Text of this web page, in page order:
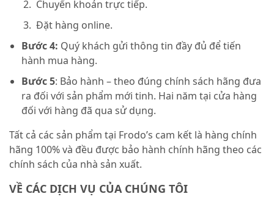
Chuyển khoản trực tiếp.
Đặt hàng online.
Bước 4: Quý khách gửi thông tin đầy đủ để tiến
hành mua hàng.
Bước 5: Bảo hành – theo đúng chính sách hãng đưa
ra đối với sản phẩm mới tinh. Hai năm tại cửa hàng
đối với hàng đã qua sử dụng.
Tất cả các sản phẩm tại Frodo’s cam kết là hàng chính
hãng 100% và đều được bảo hành chính hãng theo các
chính sách của nhà sản xuất.
VỀ CÁC DỊCH VỤ CỦA CHÚNG TÔI